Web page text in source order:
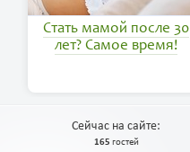
Стать мамой после 30
лет? Самое время!
Сейчас на сайте:
165 гостей